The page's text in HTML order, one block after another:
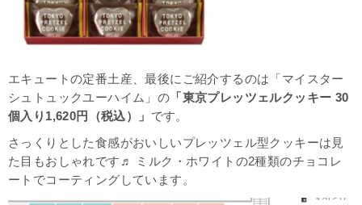
エキュートの定番土産、最後にご紹介するのは「マイスター
シュトュックユーハイム」の 「東京プレッツェルクッキー 30
個入り1,620円（税込）」 です。
さっくりとした食感がおいしいプレッツェル型クッキーは見
た目もおしゃれです♬ ミルク・ホワイトの2種類のチョコレ
ートでコーティングしています。